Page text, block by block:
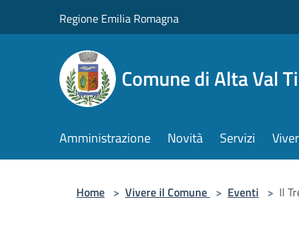
Regione Emilia Romagna
Comune di Alta Val
Amministrazione Novità Servizi
Home > Vivere il Comune > Eventi > Il